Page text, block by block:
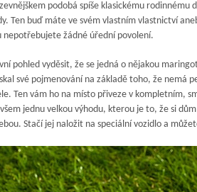
podobá spíše klasickému
Ten buď máte ve svém vlastním vlastnictví
nepotřebujete žádné úřední povolení.
pohled vyděsit, že se jedná o nějakou
své pojmenování na základě toho, že nemá
Ten vám ho na místo přiveze v kompletním,
jednu velkou výhodu, kterou je to, že si
Stačí jej naložit na speciální vozidlo a